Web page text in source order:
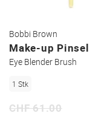
Bobbi Brown
Make-up Pinsel
Eye Blender Brush
1 Stk
CHF 61.00